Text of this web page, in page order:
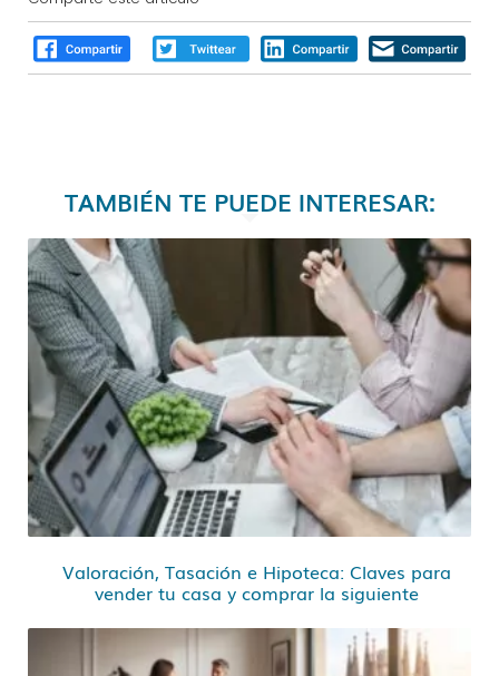
TAMBIÉN TE PUEDE INTERESAR:
Valoración, Tasación e Hipoteca: Claves para
vender tu casa y comprar la siguiente